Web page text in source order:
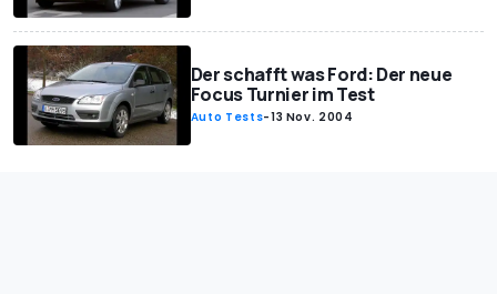
Der schafft was Ford: Der neue
Focus Turnier im Test
Auto Tests-13 Nov. 2004